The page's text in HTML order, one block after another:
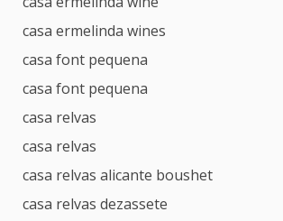
casa ermelinda wines
casa font pequena
casa font pequena
casa relvas
casa relvas
casa relvas alicante boushet
casa relvas dezassete